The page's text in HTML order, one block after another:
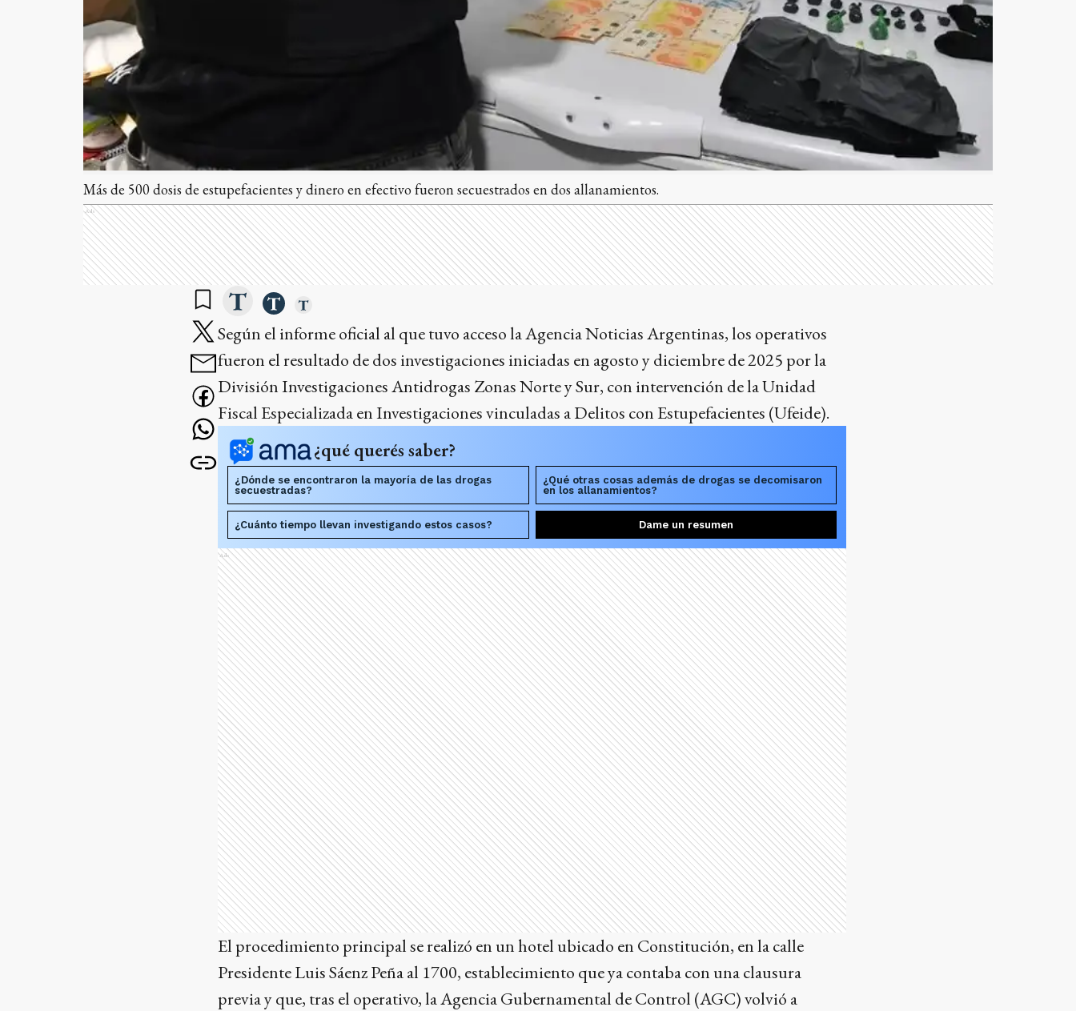
Más de 500 dosis de estupefacientes y dinero en efectivo fueron secuestrados en dos allanamientos.
Ads
Según el informe oficial al que tuvo acceso la Agencia Noticias Argentinas, los operativos
fueron el resultado de dos investigaciones iniciadas en agosto y diciembre de 2025 por la
División Investigaciones Antidrogas Zonas Norte y Sur, con intervención de la Unidad
Fiscal Especializada en Investigaciones vinculadas a Delitos con Estupefacientes (Ufeide).
¿qué querés saber?
¿Dónde se encontraron la mayoría de las drogas
secuestradas?
¿Qué otras cosas además de drogas se decomisaron
en los allanamientos?
¿Cuánto tiempo llevan investigando estos casos? Dame un resumen
Ads
El procedimiento principal se realizó en un hotel ubicado en Constitución, en la calle
Presidente Luis Sáenz Peña al 1700, establecimiento que ya contaba con una clausura
previa y que, tras el operativo, la Agencia Gubernamental de Control (AGC) volvió a